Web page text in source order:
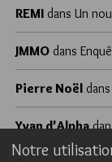
REMI dans Un
JMMO dans
Pierre Noël dans
Yvan d'Alpha
Notre